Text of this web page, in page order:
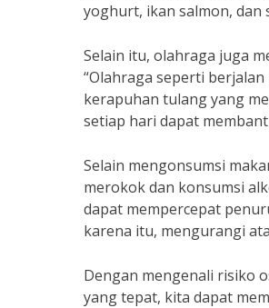
yoghurt, ikan salmon, dan
Selain itu, olahraga juga
“Olahraga seperti
kerapuhan tulang yang
setiap hari dapat
Selain mengonsumsi
merokok dan konsumsi
dapat mempercepat
karena itu, mengurangi
Dengan mengenali risiko
yang tepat, kita dapat